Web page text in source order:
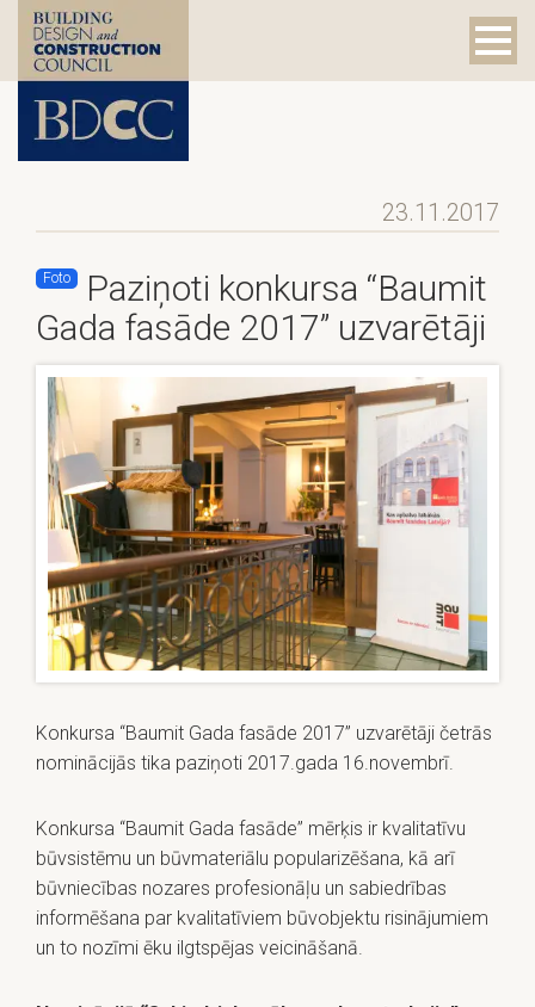
23.11.2017
Foto
Paziņoti konkursa “Baumit
Gada fasāde 2017” uzvarētāji
Konkursa “Baumit Gada fasāde 2017” uzvarētāji četrās
nominācijās tika paziņoti 2017.gada 16.novembrī.
Konkursa “Baumit Gada fasāde” mērķis ir kvalitatīvu
būvsistēmu un būvmateriālu popularizēšana, kā arī
būvniecības nozares profesionāļu un sabiedrības
informēšana par kvalitatīviem būvobjektu risinājumiem
un to nozīmi ēku ilgtspējas veicināšanā.